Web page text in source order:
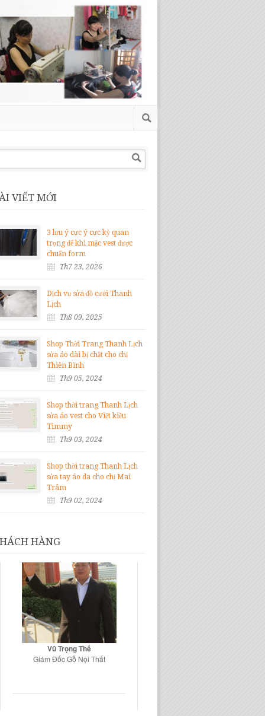
VIẾT MỚI
3 lưu ý cực ý cực kỳ quan
trọng để khi mặc vest được
chuẩn form
Th7 23, 2026
Dịch vụ sửa đồ cưới Thanh
Lịch
Th8 09, 2025
Shop Thời Trang Thanh Lịch
sửa áo dài bị chật cho chị
Thiên Bình
Th9 05, 2024
Shop thời trang Thanh Lịch
sửa áo vest cho Việt kiều
Timmy
Th9 03, 2024
Shop thời trang Thanh Lịch
sửa tay áo da cho chị Mai
Trâm
Th9 02, 2024
HÀNG
Vũ Trọng Thế
Giám Đốc Gỗ Nội Thất